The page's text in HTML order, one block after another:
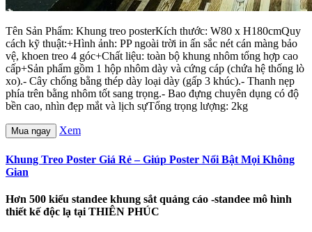
Tên Sản Phẩm: Khung treo posterKích thước: W80 x H180cmQuy
cách kỹ thuật:+Hình ảnh: PP ngoài trời in ấn sắc nét cán màng bảo
vệ, khoen treo 4 góc+Chất liệu: toàn bộ khung nhôm tổng hợp cao
cấp+Sản phẩm gồm 1 hộp nhôm dày và cứng cáp (chứa hệ thống lò
xo).- Cây chống bằng thép dày loại dày (gấp 3 khúc).- Thanh nẹp
phía trên bằng nhôm tốt sang trọng.- Bao đựng chuyên dụng có độ
bền cao, nhìn đẹp mắt và lịch sựTổng trọng lượng: 2kg
Mua ngay Xem
Khung Treo Poster Giá Rẻ – Giúp Poster Nổi Bật Mọi Không
Gian
Hơn 500 kiểu standee khung sắt quảng cáo -standee mô hình
thiết kế độc lạ tại THIÊN PHÚC